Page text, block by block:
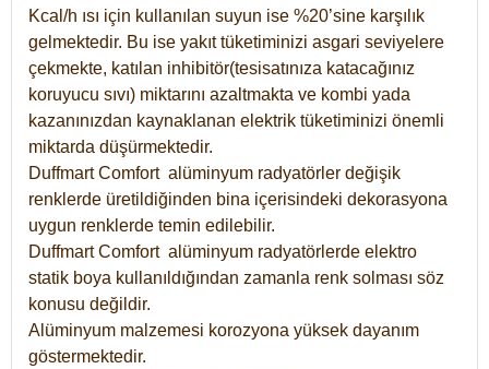
Kcal/h ısı için kullanılan suyun ise %20’sine karşılık
gelmektedir. Bu ise yakıt tüketiminizi asgari seviyelere
çekmekte, katılan inhibitör(tesisatınıza katacağınız
koruyucu sıvı) miktarını azaltmakta ve kombi yada
kazanınızdan kaynaklanan elektrik tüketiminizi önemli
miktarda düşürmektedir.
Duffmart Comfort alüminyum radyatörler değişik
renklerde üretildiğinden bina içerisindeki dekorasyona
uygun renklerde temin edilebilir.
DuffmartComfort alüminyum radyatörlerde elektro
statik boya kullanıldığından zamanla renk solması söz
konusu değildir.
Alüminyum malzemesi korozyona yüksek dayanım
göstermektedir.